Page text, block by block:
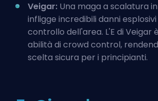
Veigar: Una maga a scalatura
infligge incredibili danni
controllo dell'area. L'E di Veigar
abilità di crowd control,
scelta sicura per i principianti.